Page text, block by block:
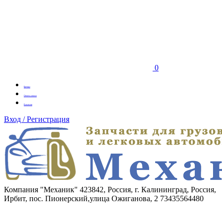
0
Бренды
Оплата заказа
Вакансии
Вход / Регистрация
Компания "Механик" 423842, Россия, г. Калининград, Россия,
Ирбит, пос. Пионерский,улица Ожиганова, 2 73435564480